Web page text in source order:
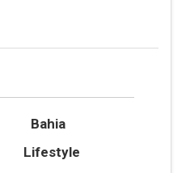
Bahia
Lifestyle